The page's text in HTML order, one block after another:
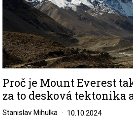
Proč je Mount Everest
za to desková tektonika
Stanislav Mihulka 10.10.2024